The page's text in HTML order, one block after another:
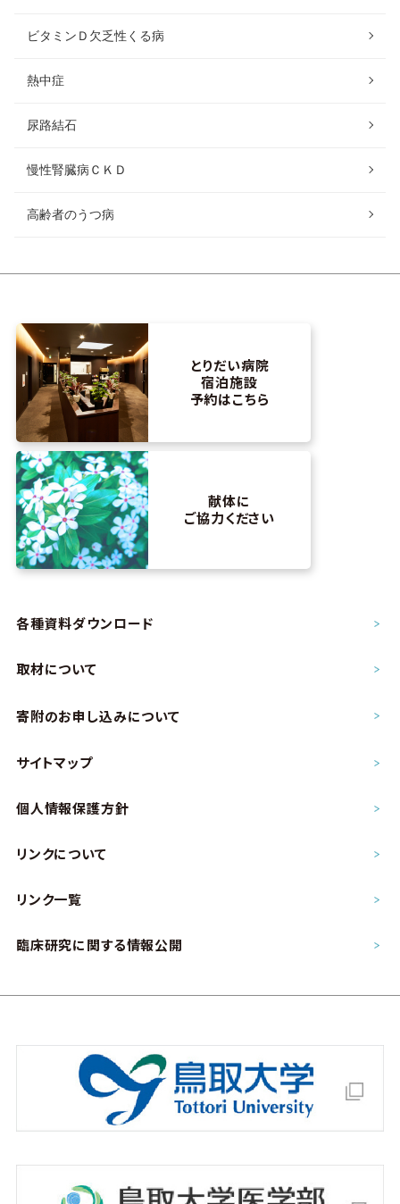
ビタミンＤ欠乏性くる病
熱中症
尿路結石
慢性腎臓病ＣＫＤ
高齢者のうつ病
とりだい病院
宿泊施設
予約はこちら
献体に
ご協力ください
各種資料ダウンロード
取材について
寄附のお申し込みについて
サイトマップ
個人情報保護方針
リンクについて
リンク一覧
臨床研究に関する情報公開